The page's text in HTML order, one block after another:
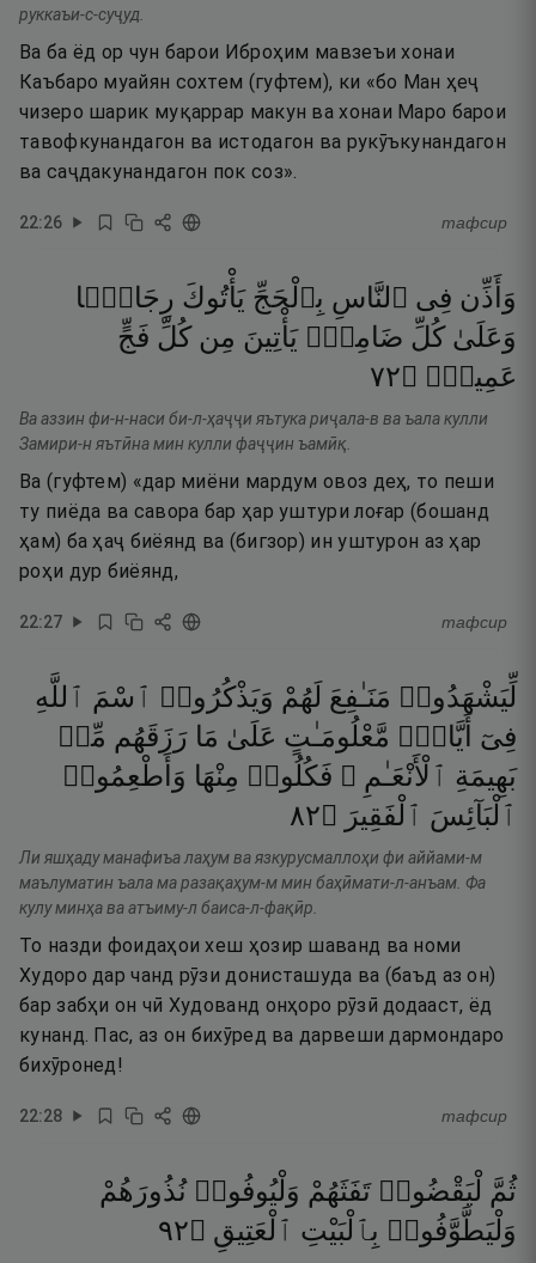
руккаъи-с-суҷуд.
Ва ба ёд ор чун барои Иброҳим мавзеъи хонаи
Каъбаро муайян сохтем (гуфтем), ки «бо Ман ҳеҷ
чизеро шарик муқаррар макун ва хонаи Маро барои
тавофкунандагон ва истодагон ва рукӯъкунандагон
ва саҷдакунандагон пок соз».
22:26 тафсир
وَأَذِّن فِى ٱلنَّاسِ بِٱلْحَجِّ يَأْتُوكَ رِجَالًۭا
وَعَلَىٰ كُلِّ ضَامِرٍۢ يَأْتِينَ مِن كُلِّ فَجٍّ
عَمِيقٍۢ ۝٢٧
Ва аззин фи-н-наси би-л-ҳаҷҷи яътука риҷала-в ва ъала кулли
Замири-н яътӣна мин кулли фаҷҷин ъамӣқ.
Ва (гуфтем) «дар миёни мардум овоз деҳ, то пеши
ту пиёда ва савора бар ҳар уштури лоғар (бошанд
ҳам) ба ҳаҷ биёянд ва (бигзор) ин уштурон аз ҳар
роҳи дур биёянд,
22:27 тафсир
لِّيَشْهَدُوا۟ مَنَـٰفِعَ لَهُمْ وَيَذْكُرُوا۟ ٱسْمَ ٱللَّهِ
فِىٓ أَيَّامٍۢ مَّعْلُومَـٰتٍ عَلَىٰ مَا رَزَقَهُم مِّنۢ
بَهِيمَةِ ٱلْأَنْعَـٰمِ ۖ فَكُلُوا۟ مِنْهَا وَأَطْعِمُوا۟
ٱلْبَآئِسَ ٱلْفَقِيرَ ۝٢٨
Ли яшҳаду манафиъа лаҳум ва язкурусмаллоҳи фи аййами-м
маълуматин ъала ма разақаҳум-м мин баҳӣмати-л-анъам. Фа
кулу минҳа ва атъиму-л баиса-л-фақӣр.
То назди фоидаҳои хеш ҳозир шаванд ва номи
Худоро дар чанд рӯзи донисташуда ва (баъд аз он)
бар забҳи он чӣ Худованд онҳоро рӯзӣ додааст, ёд
кунанд. Пас, аз он бихӯред ва дарвеши дармондаро
бихӯронед!
22:28 тафсир
ثُمَّ لْيَقْضُوا۟ تَفَثَهُمْ وَلْيُوفُوا۟ نُذُورَهُمْ
وَلْيَطَّوَّفُوا۟ بِٱلْبَيْتِ ٱلْعَتِيقِ ۝٢٩